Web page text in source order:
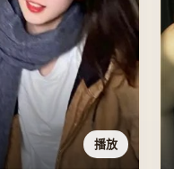
播放